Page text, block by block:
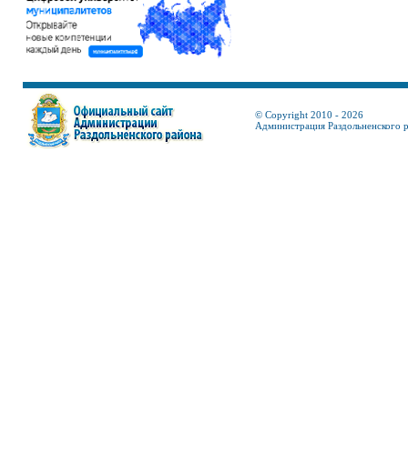
© Copyright 2010 - 2026
Администрация Раздольненского